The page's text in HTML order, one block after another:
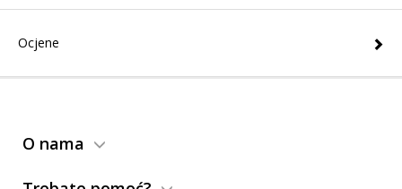
Ocjene
O nama